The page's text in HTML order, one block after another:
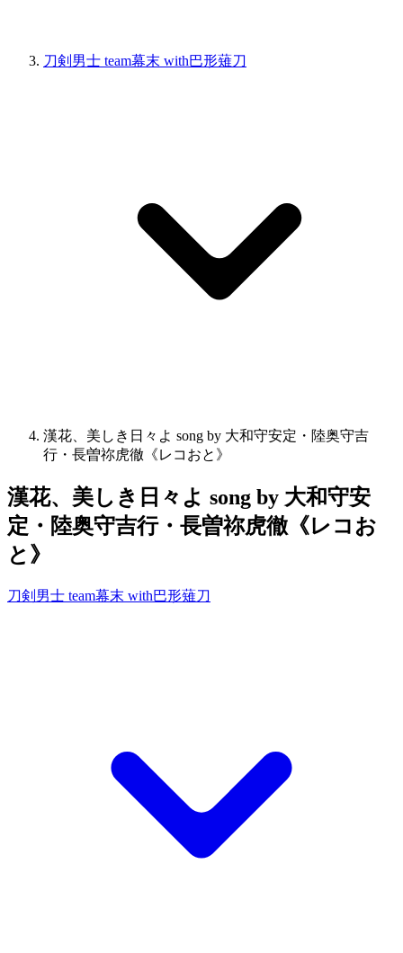
刀剣男士 team幕末 with巴形薙刀
漢花、美しき日々よ song by 大和守安定・陸奥守吉
行・長曽祢虎徹《レコおと》
漢花、美しき日々よ song by 大和守安
定・陸奥守吉行・長曽祢虎徹《レコお
と》
刀剣男士 team幕末 with巴形薙刀